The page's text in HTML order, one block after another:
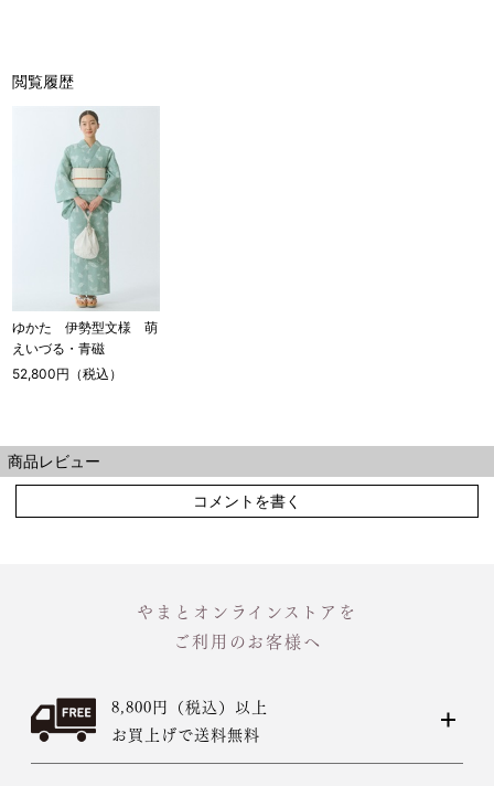
ります。
3 反物の巾により表記の裄のサイズが出ない場合がございま
す。その際は、目一杯での寸法とさせていただきます。
店舗一覧はこちら
閲覧履歴
ゆかた 伊勢型文様 萌
えいづる・青磁
52,800円（税込）
商品レビュー
コメントを書く
やまとオンラインストアを
ご利用のお客様へ
8,800円（税込）以上
お買上げで送料無料